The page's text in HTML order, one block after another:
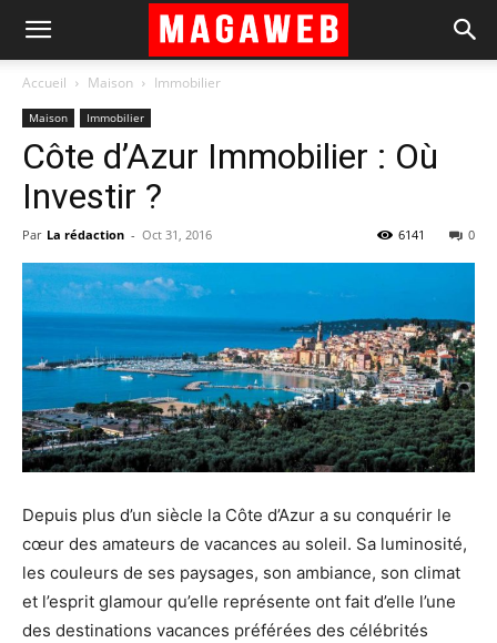
Accueil Maison Immobilier
Maison Immobilier
Côte d’Azur Immobilier : Où
Investir ?
Par La rédaction - Oct 31, 2016 0
6141
Depuis plus d’un siècle la Côte d’Azur a su conquérir le
cœur des amateurs de vacances au soleil. Sa luminosité,
les couleurs de ses paysages, son ambiance, son climat
et l’esprit glamour qu’elle représente ont fait d’elle l’une
des destinations vacances préférées des célébrités